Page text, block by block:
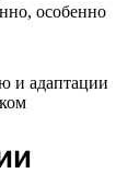
особенно